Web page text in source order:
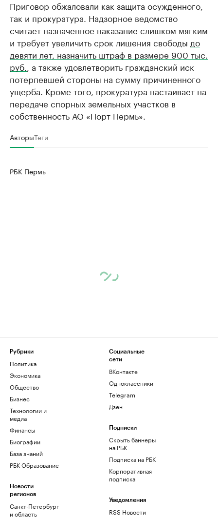
Приговор обжаловали как защита осужденного,
так и прокуратура. Надзорное ведомство
считает назначенное наказание слишком мягким
и требует увеличить срок лишения свободы до
девяти лет, назначить штраф в размере 900 тыс.
руб., а также удовлетворить гражданский иск
потерпевшей стороны на сумму причиненного
ущерба. Кроме того, прокуратура настаивает на
передаче спорных земельных участков в
собственность АО «Порт Пермь».
АвторыТеги
РБК Пермь
Рубрики
Политика
Экономика
Общество
Бизнес
Технологии и
медиа
Финансы
Биографии
База знаний
РБК Образование
Новости
регионов
Санкт-Петербург
и область
Социальные
сети
ВКонтакте
Одноклассники
Telegram
Дзен
Подписки
Скрыть баннеры
на РБК
Подписка на РБК
Корпоративная
подписка
Уведомления
RSS Новости